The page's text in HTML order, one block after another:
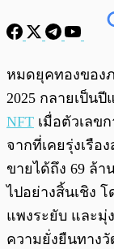
หมดยุคทองของ
2025 กลายเป็น
NFT เมื่อตัวเลข
จากที่เคยรุ่งเรือ
ขายได้ถึง 69 ล้
ไปอย่างสิ้นเชิง
แพงระยับ และมุ่
ความยั่งยืนทาง